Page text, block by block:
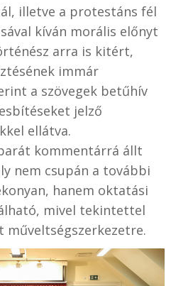
illetve a protestáns fél
kíván morális előnyt
arra is kitért,
immár
a szövegek betűhív
jelző
ellátva.
kommentárrá állt
nem csupán a további
hanem oktatási
mivel tekintettel
műveltségszerkezetre.